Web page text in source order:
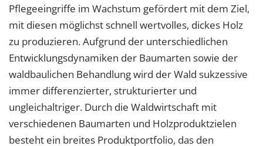
Pflegeeingriffe im Wachstum gefördert mit dem Ziel,
mit diesen möglichst schnell wertvolles, dickes Holz
zu produzieren. Aufgrund der unterschiedlichen
Entwicklungsdynamiken der Baumarten sowie der
waldbaulichen Behandlung wird der Wald sukzessive
immer differenzierter, strukturierter und
ungleichaltriger. Durch die Waldwirtschaft mit
verschiedenen Baumarten und Holzproduktzielen
besteht ein breites Produktportfolio, das den